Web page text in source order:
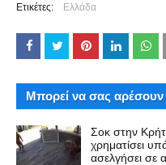
Ετικέτες: Ελλάδα
Μπορεί να σας αρέσουν
Σοκ στην
χρηματίσει
ασελγήσει σε